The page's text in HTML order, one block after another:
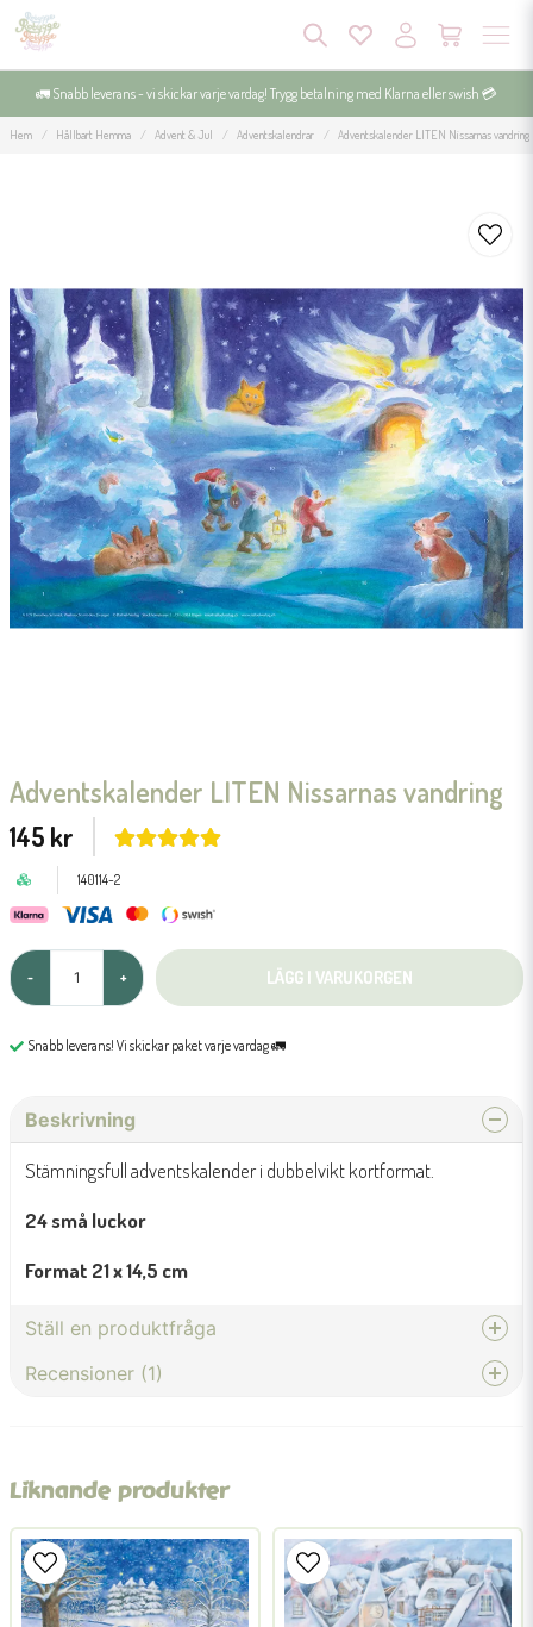
🚛 Snabb leverans - vi skickar varje vardag! Trygg betalning med Klarna eller swish 💳
Hem Hållbart Hemma Advent & Jul Adventskalendrar Adventskalender LITEN Nissarnas vandring
Adventskalender LITEN Nissarnas vandring
145 kr
140114-2
- + LÄGG I VARUKORGEN
Snabb leverans! Vi skickar paket varje vardag 🚛
Beskrivning
Stämningsfull adventskalender i dubbelvikt kortformat.
24 små luckor
Format 21 x 14,5 cm
Ställ en produktfråga
question
email
Mejladress
Recensioner (1)
Liknande produkter